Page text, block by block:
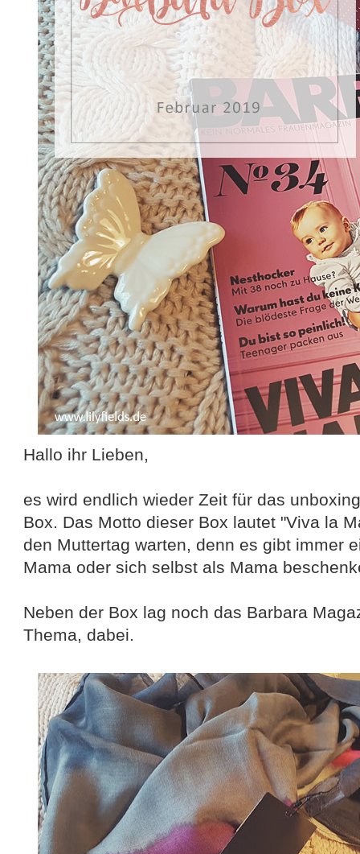
Hallo ihr Lieben,
es wird endlich wieder Zeit für das
Box. Das Motto dieser Box lautet "Viva la
den Muttertag warten, denn es gibt immer
Mama oder sich selbst als Mama
Neben der Box lag noch das Barbara
Thema, dabei.